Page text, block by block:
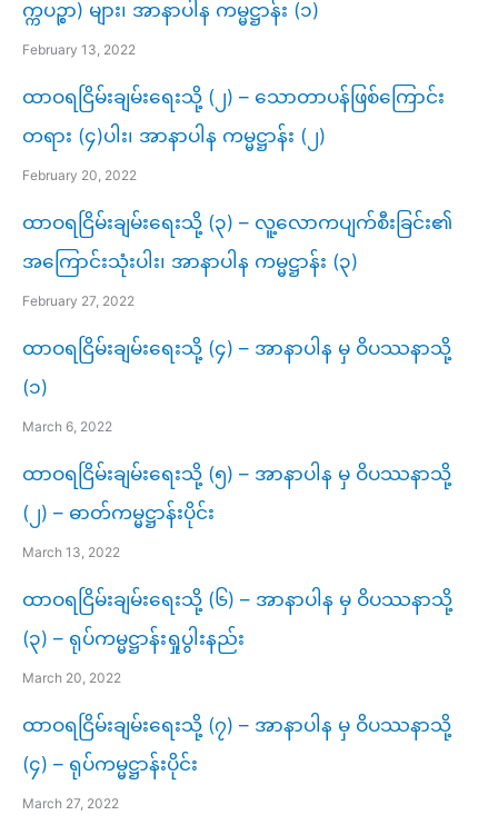
က္ကပဉ္စာ) များ၊ အာနာပါန ကမ္မဋ္ဌာန်း (၁)
February 13, 2022
ထာဝရငြိမ်းချမ်းရေးသို့ (၂) – သောတာပန်ဖြစ်ကြောင်း
တရား (၄)ပါး၊ အာနာပါန ကမ္မဋ္ဌာန်း (၂)
February 20, 2022
ထာဝရငြိမ်းချမ်းရေးသို့ (၃) – လူ့လောကပျက်စီးခြင်း​၏
အကြောင်းသုံးပါး၊ အာနာပါန ကမ္မဋ္ဌာန်း (၃)
February 27, 2022
ထာဝရငြိမ်းချမ်းရေးသို့ (၄) – အာနာပါန မှ ဝိပဿနာသို့
(၁)
March 6, 2022
ထာဝရငြိမ်းချမ်းရေးသို့ (၅) – အာနာပါန မှ ဝိပဿနာသို့
(၂) – ဓာတ်ကမ္မဋ္ဌာန်းပိုင်း
March 13, 2022
ထာဝရငြိမ်းချမ်းရေးသို့ (၆) – အာနာပါန မှ ဝိပဿနာသို့
(၃) – ရုပ်ကမ္မဋ္ဌာန်းရှုပွါးနည်း
March 20, 2022
ထာဝရငြိမ်းချမ်းရေးသို့ (၇) – အာနာပါန မှ ဝိပဿနာသို့
(၄) – ရုပ်ကမ္မဋ္ဌာန်းပိုင်း
March 27, 2022